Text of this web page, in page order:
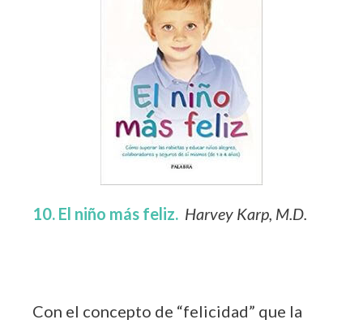
10. El niño más feliz. Harvey Karp, M.D.
Con el concepto de “felicidad” que la